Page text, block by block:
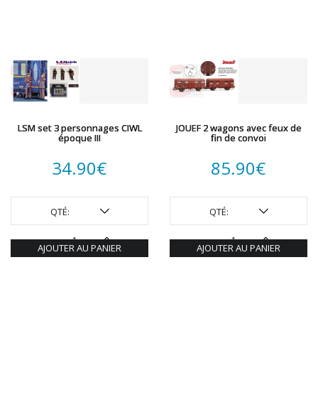
LSM set 3 personnages CIWL
époque III
34.90€
QTÉ:
AJOUTER AU PANIER
JOUEF 2 wagons avec feux de
fin de convoi
85.90€
QTÉ:
AJOUTER AU PANIER